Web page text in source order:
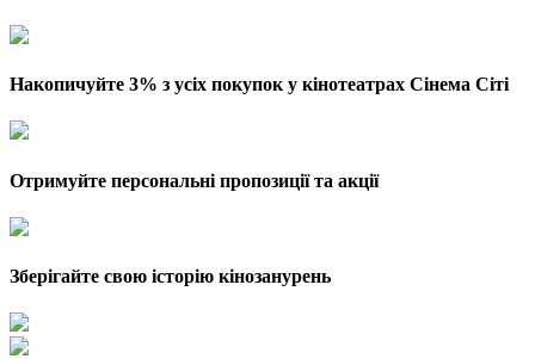
Накопичуйте 3% з усіх покупок у кінотеатрах Сінема Сіті
Отримуйте персональні пропозиції та акції
Зберігайте свою історію кінозанурень